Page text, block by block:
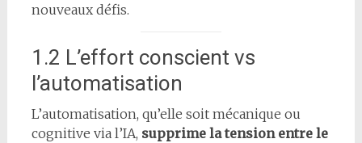
nouveaux défis.
1.2 L’effort conscient vs
l’automatisation
L’automatisation, qu’elle soit mécanique ou
cognitive via l’IA, supprime la tension entre le